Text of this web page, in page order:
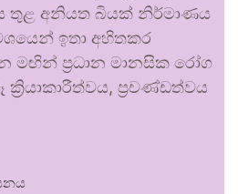
තුළ අනියත බියක් නිර්මාණය
ඉතා අහිතකර
මඟින් ප්‍රධාන මානසික රෝග
ප්‍රචණ්ඩත්වය